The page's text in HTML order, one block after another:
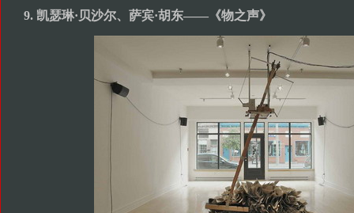
9. 凯瑟琳·贝沙尔、萨宾·胡东——《物之声》